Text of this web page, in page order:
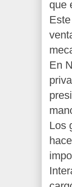
que
En
Los